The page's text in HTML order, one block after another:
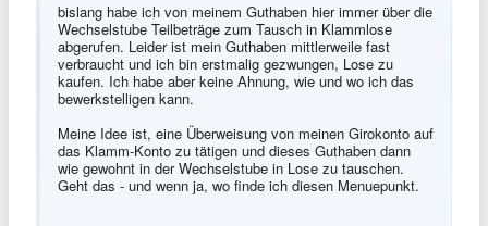
bislang habe ich von meinem Guthaben hier immer über die
Wechselstube Teilbeträge zum Tausch in Klammlose
abgerufen. Leider ist mein Guthaben mittlerweile fast
verbraucht und ich bin erstmalig gezwungen, Lose zu
kaufen. Ich habe aber keine Ahnung, wie und wo ich das
bewerkstelligen kann.
Meine Idee ist, eine Überweisung von meinen Girokonto auf
das Klamm-Konto zu tätigen und dieses Guthaben dann
wie gewohnt in der Wechselstube in Lose zu tauschen.
Geht das - und wenn ja, wo finde ich diesen Menuepunkt.